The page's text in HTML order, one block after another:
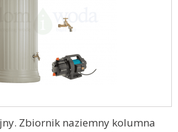
Zbiornik naziemny kolumna